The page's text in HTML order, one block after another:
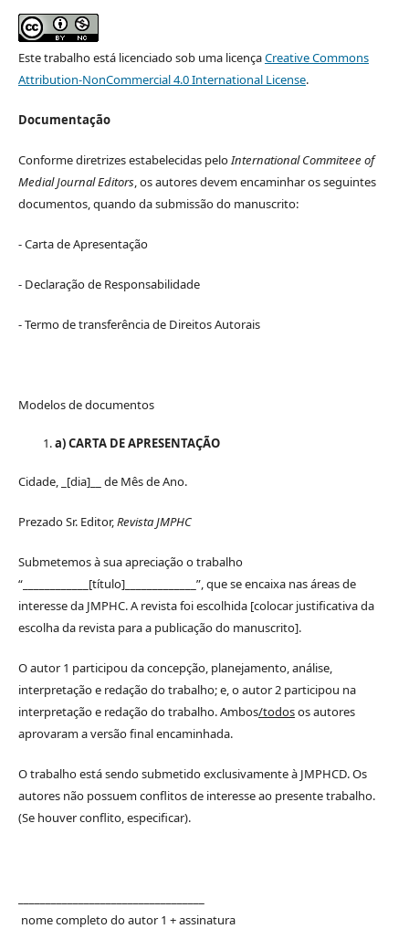
Este trabalho está licenciado sob uma licençaCreative Commons
Attribution-NonCommercial 4.0 International License.
Documentação
Conforme diretrizes estabelecidas peloInternational Commiteee of
Medial Journal Editors, os autores devem encaminhar os seguintes
documentos, quando da submissão do manuscrito:
- Carta de Apresentação
- Declaração de Responsabilidade
- Termo de transferência de Direitos Autorais
Modelos de documentos
a) CARTA DE APRESENTAÇÃO
Cidade, _[dia]__ de Mês de Ano.
Prezado Sr. Editor,Revista JMPHC
Submetemos à sua apreciação o trabalho
“____________[título]_____________”, que se encaixa nas áreas de
interesse da JMPHC. A revista foi escolhida [colocar justificativa da
escolha da revista para a publicação do manuscrito].
O autor 1 participou da concepção, planejamento, análise,
interpretação e redação do trabalho; e, o autor 2 participou na
interpretação e redação do trabalho. Ambos/todosos autores
aprovaram a versão final encaminhada.
O trabalho está sendo submetido exclusivamente à JMPHCD. Os
autores não possuem conflitos de interesse ao presente trabalho.
(Se houver conflito, especificar).
nome completo do autor 1 + assinatura